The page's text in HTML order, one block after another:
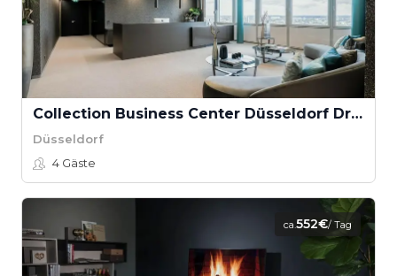
Collection Business Center Düsseldorf Dreischeibenhaus Business Lounge
Düsseldorf
4 Gäste
ca.552€/ Tag